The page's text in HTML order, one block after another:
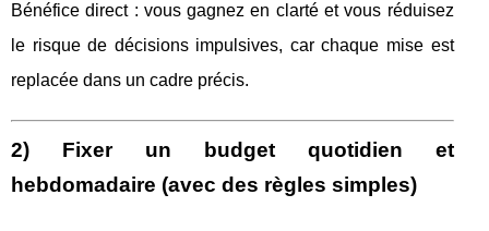
Bénéfice direct : vous gagnez en clarté et vous réduisez
le risque de décisions impulsives, car chaque mise est
replacée dans un cadre précis.
2) Fixer un budget quotidien et
hebdomadaire (avec des règles simples)